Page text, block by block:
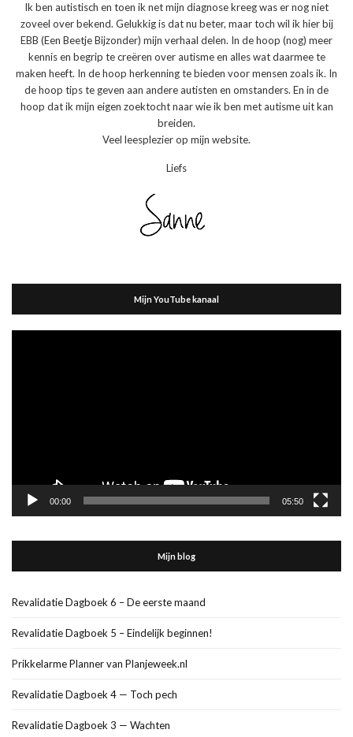
Ik ben autistisch en toen ik net mijn diagnose kreeg was er nog niet
zoveel over bekend. Gelukkig is dat nu beter, maar toch wil ik hier bij
EBB (Een Beetje Bijzonder) mijn verhaal delen. In de hoop (nog) meer
kennis en begrip te creëren over autisme en alles wat daarmee te
maken heeft. In de hoop herkenning te bieden voor mensen zoals ik. In
de hoop tips te geven aan andere autisten en omstanders. En in de
hoop dat ik mijn eigen zoektocht naar wie ik ben met autisme uit kan
breiden.
Veel leesplezier op mijn website.
Liefs
Mijn YouTube kanaal
00:00 05:50
Mijn blog
Revalidatie Dagboek 6 – De eerste maand
Revalidatie Dagboek 5 – Eindelijk beginnen!
Prikkelarme Planner van Planjeweek.nl
Revalidatie Dagboek 4 — Toch pech
Revalidatie Dagboek 3 — Wachten